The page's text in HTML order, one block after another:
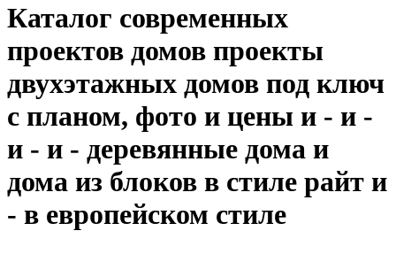
Каталог современных
проектов домов проекты
двухэтажных домов под ключ
с планом, фото и цены и - и -
и - и - деревянные дома и
дома из блоков в стиле райт и
- в европейском стиле